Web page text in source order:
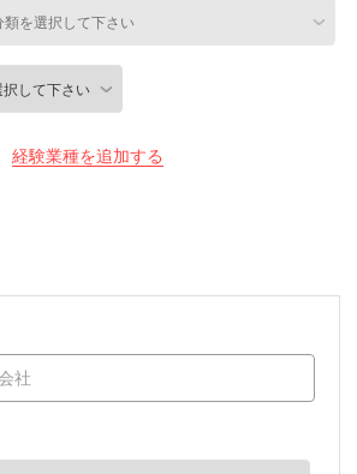
経験業種を追加する